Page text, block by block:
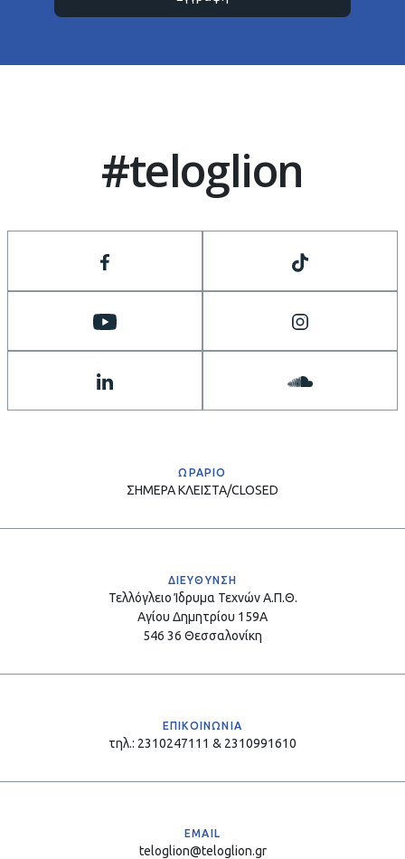
#teloglion
ΩΡΑΡΙΟ
ΣΗΜΕΡΑΚΛΕΙΣΤΑ/CLOSED
ΔΙΕΥΘΥΝΣΗ
Τελλόγλειο Ίδρυμα Τεχνών Α.Π.Θ.
Αγίου Δημητρίου 159Α
546 36 Θεσσαλονίκη
ΕΠΙΚΟΙΝΩΝΙΑ
τηλ.: 2310247111 & 2310991610
EMAIL
teloglion@teloglion.gr